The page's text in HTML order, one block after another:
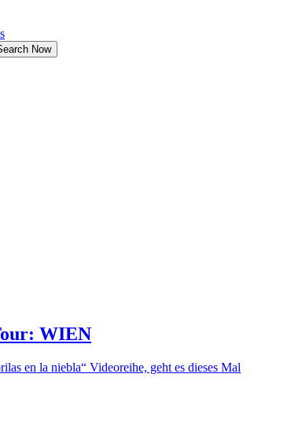
Now
WIEN
en la niebla“ Videoreihe, geht es dieses Mal